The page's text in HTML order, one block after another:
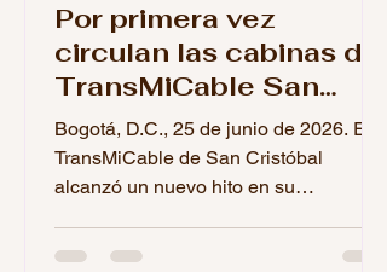
Por primera vez
circulan las cabinas del
TransMiCable San
Cristóbal: comenzó la
fase final de pruebas
Bogotá, D.C., 25 de junio de 2026. El
TransMiCable de San Cristóbal
alcanzó un nuevo hito en su
pruebas operacionales de sus cabinas.